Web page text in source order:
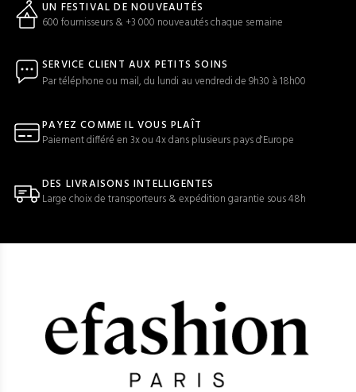
UN FESTIVAL DE NOUVEAUTÉS
600 fournisseurs & +3 000 nouveautés chaque semaine
SERVICE CLIENT AUX PETITS SOINS
Par téléphone ou mail, du lundi au vendredi de 9h30 à 18h00
PAYEZ COMME IL VOUS PLAÎT
Paiement différé en 3x ou 4x dans plusieurs pays d'Europe
DES LIVRAISONS INTELLIGENTES
Large choix de transporteurs & expédition garantie sous 48h